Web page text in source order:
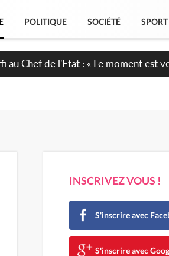
POLITIQUE SOCIÉTÉ SPORT
un échange constant avec
INSCRIVEZ VOUS !
S'inscrire avec
S'inscrire avec